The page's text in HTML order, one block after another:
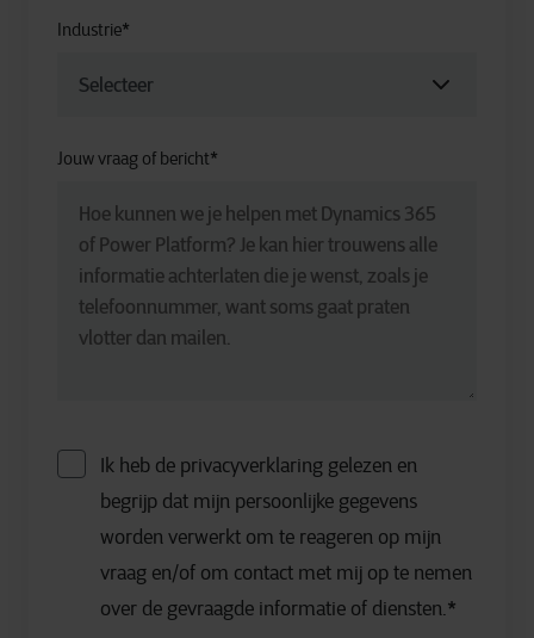
Industrie*
Jouw vraag of bericht*
Ik heb de privacyverklaring gelezen en
begrijp dat mijn persoonlijke gegevens
worden verwerkt om te reageren op mijn
vraag en/of om contact met mij op te nemen
over de gevraagde informatie of diensten.*